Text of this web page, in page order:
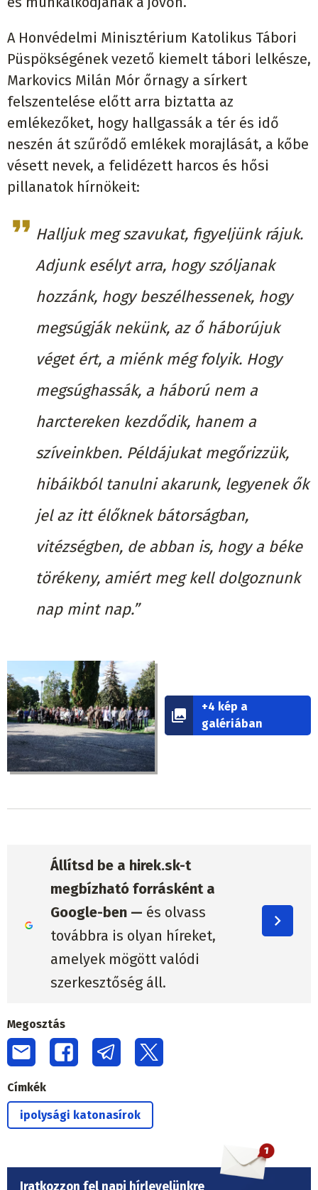
A Honvédelmi Minisztérium Katolikus Tábori
Püspökségének vezető kiemelt tábori lelkésze,
Markovics Milán Mór őrnagy a sírkert
felszentelése előtt arra biztatta az
emlékezőket, hogy hallgassák a tér és idő
neszén át szűrődő emlékek morajlását, a kőbe
vésett nevek, a felidézett harcos és hősi
pillanatok hírnökeit:
Halljuk meg szavukat, figyeljünk rájuk.
Adjunk esélyt arra, hogy szóljanak
hozzánk, hogy beszélhessenek, hogy
megsúgják nekünk, az ő háborújuk
véget ért, a miénk még folyik. Hogy
megsúghassák, a háború nem a
harctereken kezdődik, hanem a
szíveinkben. Példájukat megőrizzük,
hibáikból tanulni akarunk, legyenek ők
jel az itt élőknek bátorságban,
vitézségben, de abban is, hogy a béke
törékeny, amiért meg kell dolgoznunk
nap mint nap.”
+4 kép a
galériában
Állítsd be a hirek.sk-t
megbízható forrásként a
Google-ben — és olvass
továbbra is olyan híreket,
amelyek mögött valódi
szerkesztőség áll.
Megosztás
Címkék
ipolysági katonasírok